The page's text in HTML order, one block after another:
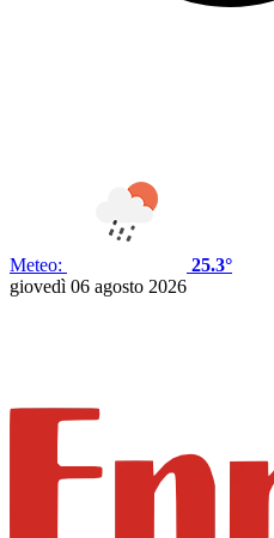
Meteo:
25.3°
giovedì 06 agosto 2026